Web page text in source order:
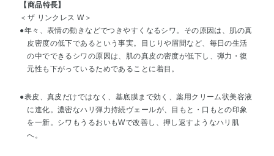
【商品特長】
＜ザ リンクレス W＞
●年々、表情の動きなどでつきやすくなるシワ。その原因は、肌の真
皮密度の低下であるという事実。目じりや眉間など、毎日の生活
の中でできるシワの原因は、肌の真皮の密度が低下し、弾力・復
元性も下がっているためであることに着目。
●表皮、真皮だけではなく、基底膜まで効く、薬用クリーム状美容液
に進化。濃密なハリ弾力持続ヴェールが、目もと・口もとの印象
を一新。シワもうるおいもWで改善し、押し返すようなハリ肌
へ。